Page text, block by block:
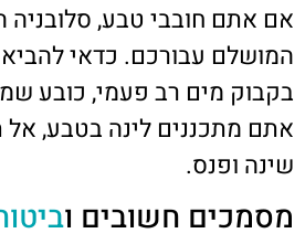
אם אתם חובבי טבע, סלובניה
המושלם עבורכם. כדאי להביא
בקבוק מים רב פעמי, כובע
אתם מתכננים לינה בטבע,
שינה ופנס.
מסמכים חשובים ו